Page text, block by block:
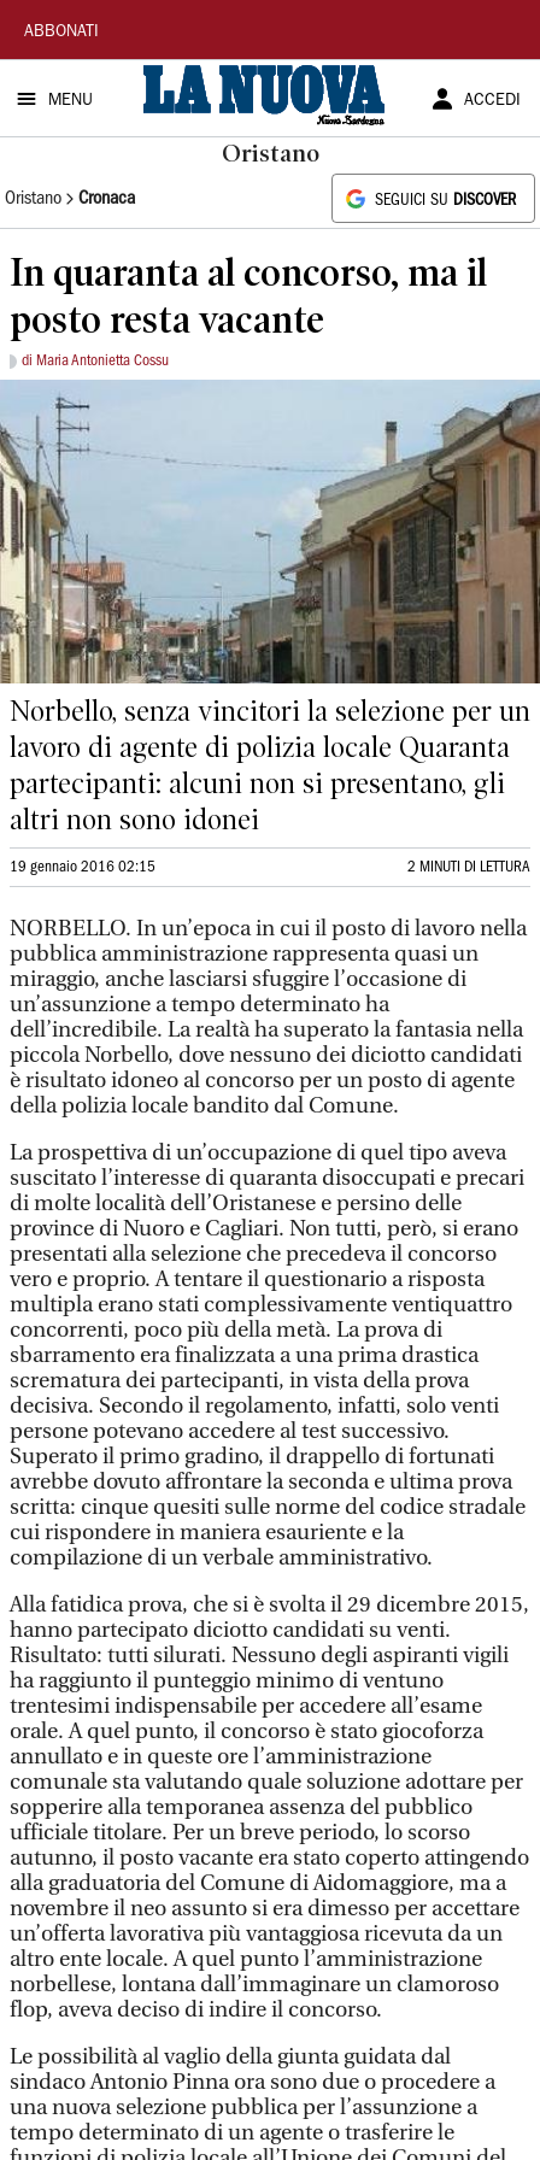
La
Nuova
Sardegna
ABBONATI
MENU ACCEDI
Oristano
Oristano Cronaca SEGUICI SU DISCOVER
In quaranta al concorso, ma il
posto resta vacante
di Maria Antonietta Cossu
Norbello, senza vincitori la selezione per un
lavoro di agente di polizia locale Quaranta
partecipanti: alcuni non si presentano, gli
altri non sono idonei
19 gennaio 2016 02:15 2 MINUTI DI LETTURA
NORBELLO. In un’epoca in cui il posto di lavoro nella
pubblica amministrazione rappresenta quasi un
miraggio, anche lasciarsi sfuggire l’occasione di
un’assunzione a tempo determinato ha
dell’incredibile. La realtà ha superato la fantasia nella
piccola Norbello, dove nessuno dei diciotto candidati
è risultato idoneo al concorso per un posto di agente
della polizia locale bandito dal Comune.
La prospettiva di un’occupazione di quel tipo aveva
suscitato l’interesse di quaranta disoccupati e precari
di molte località dell’Oristanese e persino delle
province di Nuoro e Cagliari. Non tutti, però, si erano
presentati alla selezione che precedeva il concorso
vero e proprio. A tentare il questionario a risposta
multipla erano stati complessivamente ventiquattro
concorrenti, poco più della metà. La prova di
sbarramento era finalizzata a una prima drastica
scrematura dei partecipanti, in vista della prova
decisiva. Secondo il regolamento, infatti, solo venti
persone potevano accedere al test successivo.
Superato il primo gradino, il drappello di fortunati
avrebbe dovuto affrontare la seconda e ultima prova
scritta: cinque quesiti sulle norme del codice stradale
cui rispondere in maniera esauriente e la
compilazione di un verbale amministrativo.
Alla fatidica prova, che si è svolta il 29 dicembre 2015,
hanno partecipato diciotto candidati su venti.
Risultato: tutti silurati. Nessuno degli aspiranti vigili
ha raggiunto il punteggio minimo di ventuno
trentesimi indispensabile per accedere all’esame
orale. A quel punto, il concorso è stato giocoforza
annullato e in queste ore l’amministrazione
comunale sta valutando quale soluzione adottare per
sopperire alla temporanea assenza del pubblico
ufficiale titolare. Per un breve periodo, lo scorso
autunno, il posto vacante era stato coperto attingendo
alla graduatoria del Comune di Aidomaggiore, ma a
novembre il neo assunto si era dimesso per accettare
un’offerta lavorativa più vantaggiosa ricevuta da un
altro ente locale. A quel punto l’amministrazione
norbellese, lontana dall’immaginare un clamoroso
flop, aveva deciso di indire il concorso.
Le possibilità al vaglio della giunta guidata dal
sindaco Antonio Pinna ora sono due o procedere a
una nuova selezione pubblica per l’assunzione a
tempo determinato di un agente o trasferire le